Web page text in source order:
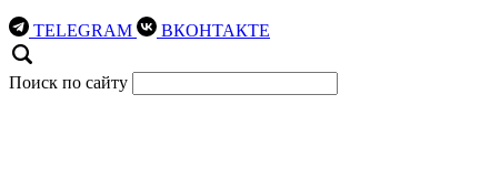
TELEGRAM ВКОНТАКТЕ
Поиск по сайту